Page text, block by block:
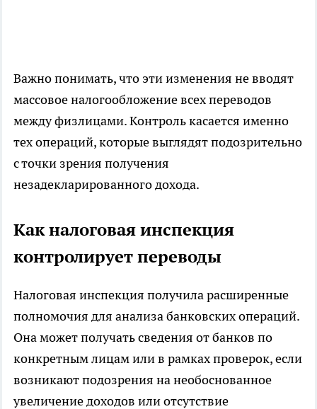
Важно понимать, что эти изменения не вводят
массовое налогообложение всех переводов
между физлицами. Контроль касается именно
тех операций, которые выглядят подозрительно
с точки зрения получения
незадекларированного дохода.
Как налоговая инспекция
контролирует переводы
Налоговая инспекция получила расширенные
полномочия для анализа банковских операций.
Она может получать сведения от банков по
конкретным лицам или в рамках проверок, если
возникают подозрения на необоснованное
увеличение доходов или отсутствие